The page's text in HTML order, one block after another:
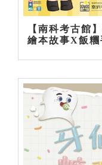
【南科考古館
繪本故事X飯糰